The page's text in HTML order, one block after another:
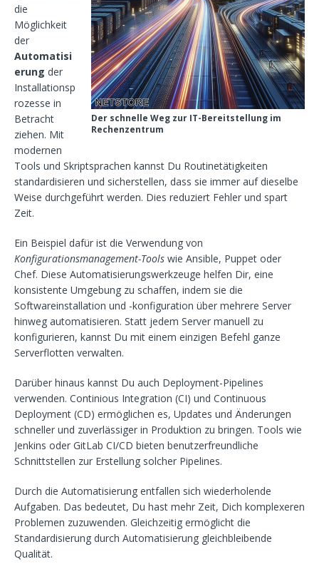
Der schnelle Weg zur IT-Bereitstellung im
Rechenzentrum
die
Möglichkeit
der
Automatisi
erung der
Installationsp
rozesse in
Betracht
ziehen. Mit
modernen
Tools und Skriptsprachen kannst Du Routinetätigkeiten
standardisieren und sicherstellen, dass sie immer auf dieselbe
Weise durchgeführt werden. Dies reduziert Fehler und spart
Zeit.
Ein Beispiel dafür ist die Verwendung von
Konfigurationsmanagement-Tools wie Ansible, Puppet oder
Chef. Diese Automatisierungswerkzeuge helfen Dir, eine
konsistente Umgebung zu schaffen, indem sie die
Softwareinstallation und -konfiguration über mehrere Server
hinweg automatisieren. Statt jedem Server manuell zu
konfigurieren, kannst Du mit einem einzigen Befehl ganze
Serverflotten verwalten.
Darüber hinaus kannst Du auch Deployment-Pipelines
verwenden. Continious Integration (CI) und Continuous
Deployment (CD) ermöglichen es, Updates und Änderungen
schneller und zuverlässiger in Produktion zu bringen. Tools wie
Jenkins oder GitLab CI/CD bieten benutzerfreundliche
Schnittstellen zur Erstellung solcher Pipelines.
Durch die Automatisierung entfallen sich wiederholende
Aufgaben. Das bedeutet, Du hast mehr Zeit, Dich komplexeren
Problemen zuzuwenden. Gleichzeitig ermöglicht die
Standardisierung durch Automatisierung gleichbleibende
Qualität.